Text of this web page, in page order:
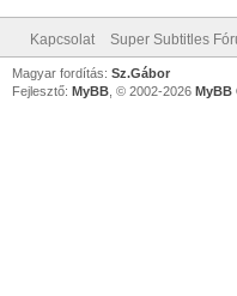
Kapcsolat Super Subtitles
Magyar fordítás: Sz.Gábor
Fejlesztő: MyBB , © 2002-2026 MyBB